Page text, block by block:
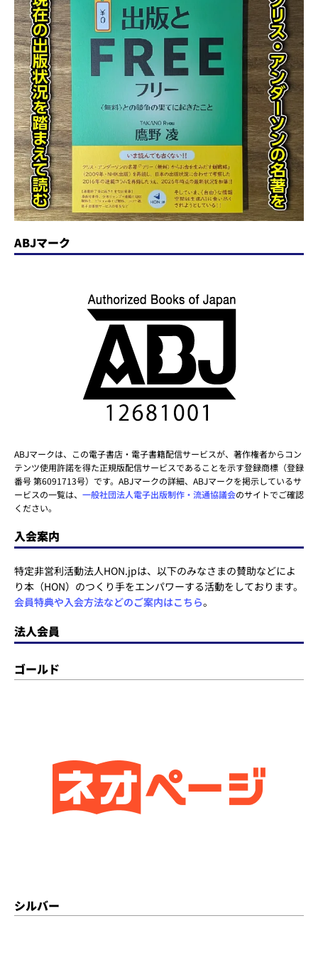
ABJマーク
ABJマークは、この電子書店・電子書籍配信サービスが、著作権者からコン
テンツ使用許諾を得た正規版配信サービスであることを示す登録商標（登録
番号 第6091713号）です。ABJマークの詳細、ABJマークを掲示しているサ
ービスの一覧は、 一般社団法人電子出版制作・流通協議会のサイトでご確認
ください。
入会案内
特定非営利活動法人HON.jpは、以下のみなさまの賛助などによ
り本（HON）のつくり手をエンパワーする活動をしております。
会員特典や入会方法などのご案内はこちら。
法人会員
ゴールド
シルバー